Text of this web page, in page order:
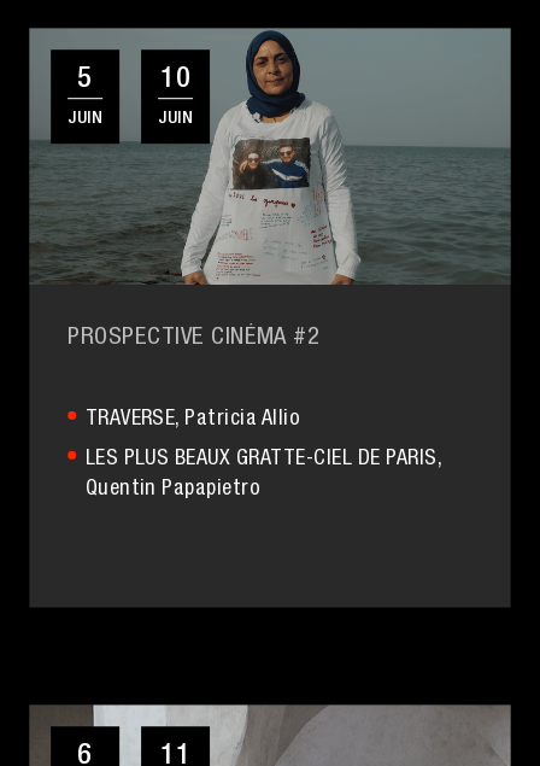
5
JUIN
10
JUIN
PROSPECTIVE CINÉMA #2
TRAVERSE, Patricia Allio
LES PLUS BEAUX GRATTE-CIEL DE PARIS,
Quentin Papapietro
6 11